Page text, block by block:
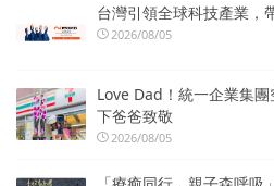
台灣引領全球科技產業，
2026/08/05
Love Dad！統一企業集
下爸爸致敬
2026/08/05